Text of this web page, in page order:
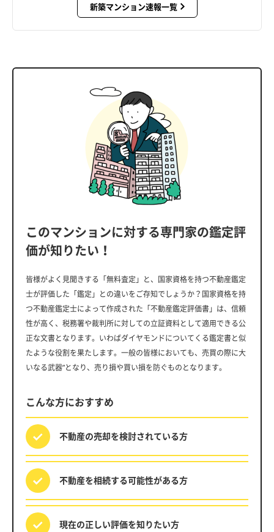
新築マンション速報一覧
このマンションに対する専門家の鑑定評
価が知りたい！
皆様がよく見聞きする「無料査定」と、国家資格を持つ不動産鑑定
士が評価した「鑑定」との違いをご存知でしょうか？国家資格を持
つ不動産鑑定士によって作成された「不動産鑑定評価書」は、信頼
性が高く、税務署や裁判所に対しての立証資料として適用できる公
正な文書となります。いわばダイヤモンドについてくる鑑定書と似
たような役割を果たします。一般の皆様においても、売買の際に大
いなる武器”となり、売り損や買い損を防ぐものとなります。
こんな方におすすめ
不動産の売却を検討されている方
不動産を相続する可能性がある方
現在の正しい評価を知りたい方